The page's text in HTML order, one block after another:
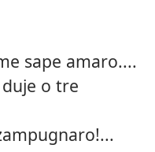
sape amaro....
o tre